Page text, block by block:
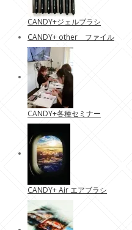
CANDY+ジェルブラシ
CANDY+ other ファイル
CANDY+各種セミナー
CANDY+ Air エアブラシ